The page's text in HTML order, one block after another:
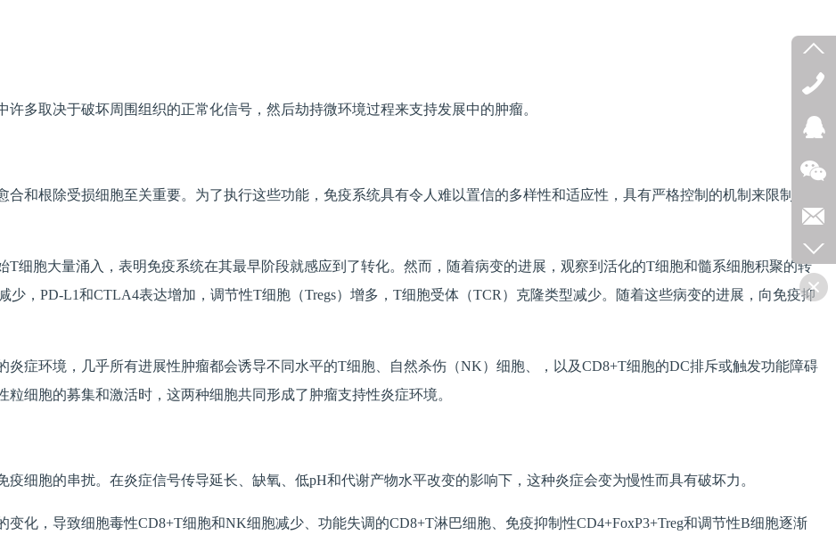
多取决于破坏周围组织的正常化信号，然后劫持微环境过程来支持发展中的肿瘤。
和根除受损细胞至关重要。为了执行这些功能，免疫系统具有令人难以置信的多样性和适应性，具有严格控制的机制来限制组
T细胞大量涌入，表明免疫系统在其最早阶段就感应到了转化。然而，随着病变的进展，观察到活化的T细胞和髓系细胞积聚的转
，PD-L1和CTLA4表达增加，调节性T细胞（Tregs）增多，T细胞受体（TCR）克隆类型减少。随着这些病变的进展，向免疫抑
症环境，几乎所有进展性肿瘤都会诱导不同水平的T细胞、自然杀伤（NK）细胞、，以及CD8+T细胞的DC排斥或触发功能障碍
细胞的募集和激活时，这两种细胞共同形成了肿瘤支持性炎症环境。
细胞的串扰。在炎症信号传导延长、缺氧、低pH和代谢产物水平改变的影响下，这种炎症会变为慢性而具有破坏力。
化，导致细胞毒性CD8+T细胞和NK细胞减少、功能失调的CD8+T淋巴细胞、免疫抑制性CD4+FoxP3+Treg和调节性B细胞逐渐